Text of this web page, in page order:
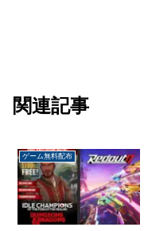
関連記事
ゲーム無料配布